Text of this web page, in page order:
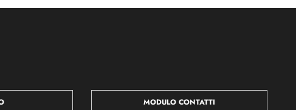
MODULO CONTATTI